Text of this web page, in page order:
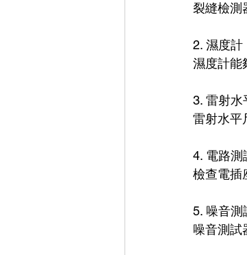
裂縫檢測
2. 濕度計
濕度計能
3. 雷射水
雷射水平
4. 電路測
檢查電插
5. 噪音測
噪音測試